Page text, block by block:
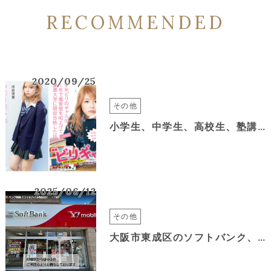
RECOMMENDED
2020/09/25
その他
小学生、中学生、高校生、塾講師、受験生にオススメの映画
2025/06/12
その他
大阪市東成区のソフトバンク、ワイモバイル緑橋の定休日について